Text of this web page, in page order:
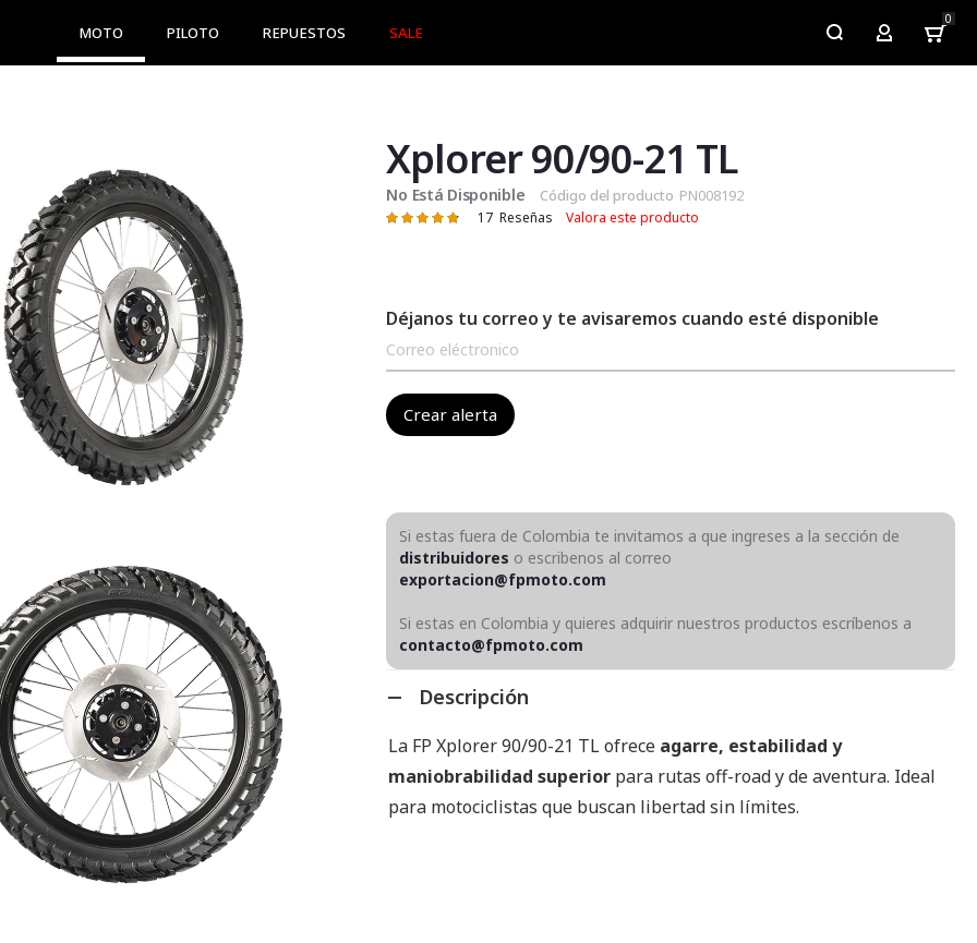
MOTO PILOTO REPUESTOS SALE My Account
0
Xplorer 90/90-21 TL
No Está Disponible Código del producto PN008192
Valoración: 17 Reseñas Valora este producto
Déjanos tu correo y te avisaremos cuando esté disponible
Si estas fuera de Colombia te invitamos a que ingreses a la sección de
distribuidores o escribenos al correo
exportacion@fpmoto.com
Si estas en Colombia y quieres adquirir nuestros productos escríbenos a
contacto@fpmoto.com
Descripción
La FP Xplorer 90/90-21 TL ofrece agarre, estabilidad y
maniobrabilidad superior para rutas off-road y de aventura. Ideal
para motociclistas que buscan libertad sin límites.